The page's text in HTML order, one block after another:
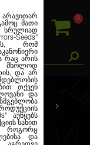
0
მათი
სრულიად
Seeds"
რომ
რაც არის
მხოლოდ
და არ
თქვენ
და
აუწყებს
სახით
როგორც
და